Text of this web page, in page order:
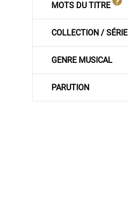
MOTS DU TITRE
COLLECTION / SÉRIE
GENRE MUSICAL
PARUTION